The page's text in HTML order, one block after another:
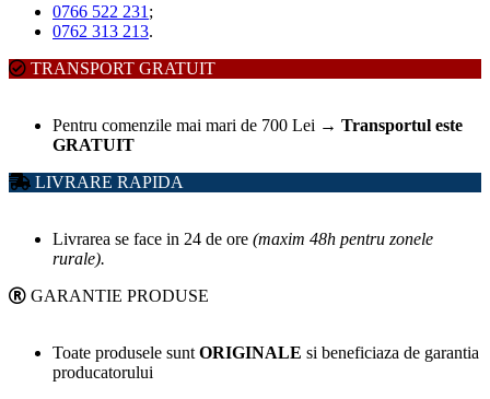
0766 522 231 ;
0762 313 213.
TRANSPORT GRATUIT
Pentru comenzile mai mari de 700 Lei → Transportul este
GRATUIT
LIVRARE RAPIDA
Livrarea se face in 24 de ore (maxim 48h pentru zonele
rurale).
GARANTIE PRODUSE
Toate produsele sunt ORIGINALE si beneficiaza de garantia
producatorului